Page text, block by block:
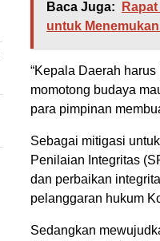
Baca Juga:
untuk
“Kepala Daerah
momotong budaya
para pimpinan
Sebagai mitigasi
Penilaian Integritas
dan perbaikan
pelanggaran hukum
Sedangkan